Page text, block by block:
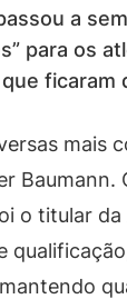
a
para os
ficaram
mais
Baumann.
o titular da